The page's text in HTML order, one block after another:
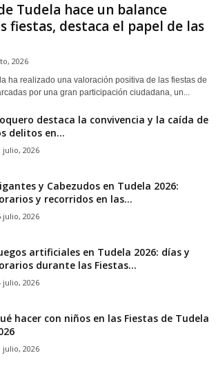
Tudela hace un balance
fiestas, destaca el papel de las
2026
ha realizado una valoración positiva de las fiestas de
por una gran participación ciudadana, un...
destaca la convivencia y la caída de
delitos en...
julio, 2026
y Cabezudos en Tudela 2026:
y recorridos en las...
julio, 2026
artificiales en Tudela 2026: días y
durante las Fiestas...
julio, 2026
hacer con niños en las Fiestas de Tudela
julio, 2026